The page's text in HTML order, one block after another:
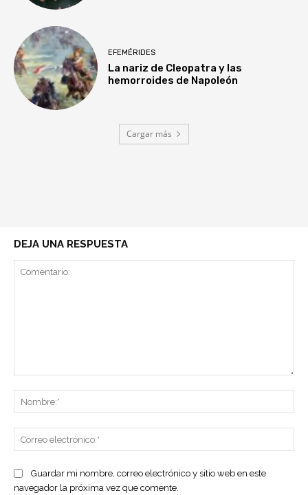
EFEMÉRIDES
La nariz de Cleopatra y las
hemorroides de Napoleón
Cargar más
DEJA UNA RESPUESTA
Guardar mi nombre, correo electrónico y sitio web en este
navegador la próxima vez que comente.